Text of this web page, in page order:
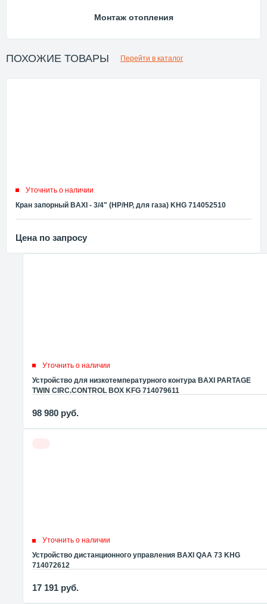
Монтаж отопления
ПОХОЖИЕ ТОВАРЫ Перейти в каталог
Уточнить о наличии
Кран запорный BAXI - 3/4" (НР/НР, для газа) KHG 714052510
Цена по запросу
Уточнить о наличии
Устройство для низкотемпературного контура BAXI PARTAGE
TWIN CIRC.CONTROL BOX KFG 714079611
98 980 руб.
Уточнить о наличии
Устройство дистанционного управления BAXI QAA 73 KHG
714072612
17 191 руб.